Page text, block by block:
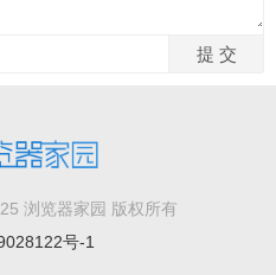
浏览器家园 版权所有
号-1